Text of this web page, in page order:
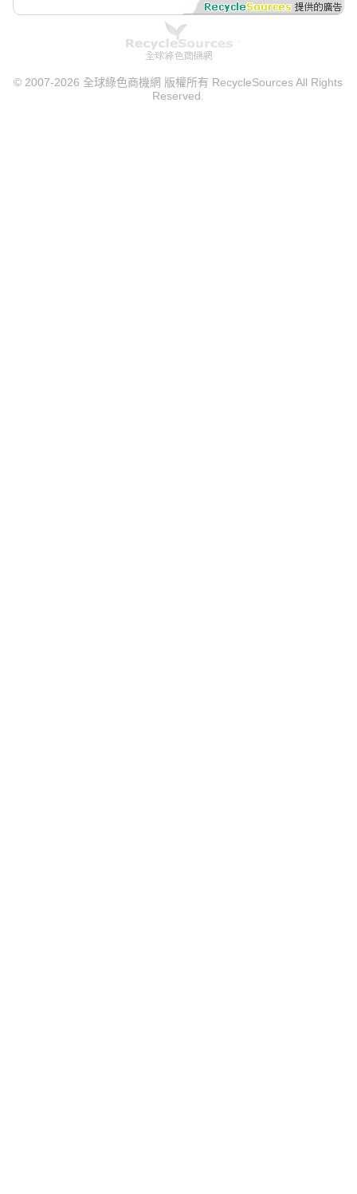
© 2007-2026 全球綠色商機網 版權所有 RecycleSources All Rights
Reserved.